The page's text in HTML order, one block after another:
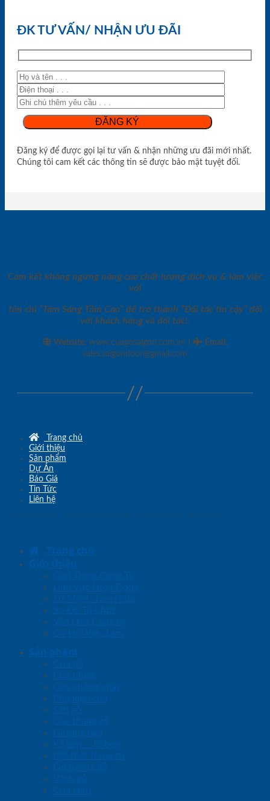
ĐK TƯ VẤN/ NHẬN ƯU ĐÃI
Đăng ký để được gọi lại tư vấn & nhận những ưu đãi mới nhất.
Chúng tôi cam kết các thông tin sẽ được bảo mật tuyệt đối.
Cam kết không ngừng nâng cao chất lượng dịch vụ & làm việc
với
tôn chỉ “Tâm Sáng Tầm Cao” để trở thành “Đối tác tin cậy” đối
với khách hàng và đối tác!.
Website: www.cuagosaigon.com.vn Email :
sales.saigondoor@gmail.com
Trang chủ
Giới thiệu
Sản phẩm
Dự Án
Báo Giá
Tin Tức
Liên hệ
Trang chủ
Giới thiệu
Giới Thiệu Công Ty
Lĩnh Vực Hoạt Động
Sứ Mệnh Tầm Nhìn
Sơ Đồ Tổ Chức
Văn Hóa Công ty
Cơ Hội Việc Làm
Sản phẩm
Cửa gỗ
Cửa nhựa
Cửa chống cháy
Phụ kiện cửa
Sàn gỗ
Cầu thang gỗ
Giường ngủ
Kệ bếp – Tủ bếp
Nội thất trang trí
Ốp tường gỗ
Vách gỗ
Cửa kính